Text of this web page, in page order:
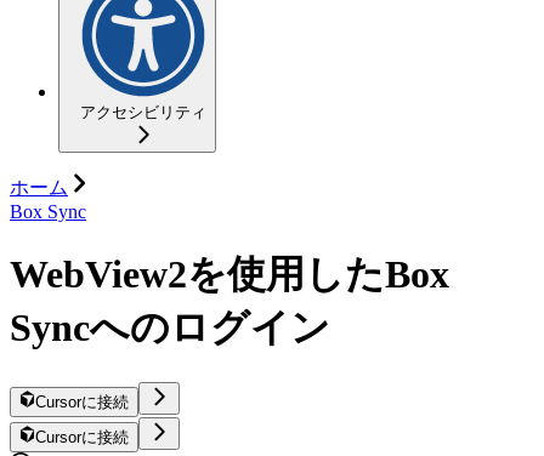
アクセシビリティ
ホーム
Box Sync
WebView2を使用したBox
Syncへのログイン
Cursorに接続
Cursorに接続